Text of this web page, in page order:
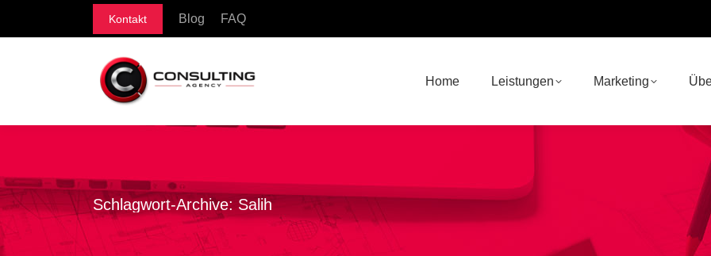
Kontakt Blog FAQ
Home Leistungen Marketing
Schlagwort-Archive:Salih